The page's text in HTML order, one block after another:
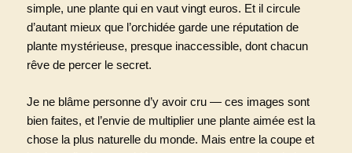
simple, une plante qui en vaut vingt euros. Et il circule
d’autant mieux que l’orchidée garde une réputation de
plante mystérieuse, presque inaccessible, dont chacun
rêve de percer le secret.
Je ne blâme personne d’y avoir cru — ces images sont
bien faites, et l’envie de multiplier une plante aimée est la
chose la plus naturelle du monde. Mais entre la coupe et